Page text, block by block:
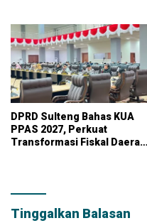
DPRD Sulteng Bahas KUA
PPAS 2027, Perkuat
Transformasi Fiskal Daerah
Tinggalkan Balasan